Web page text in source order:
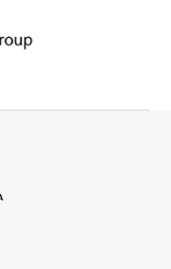
d'Excel·lència